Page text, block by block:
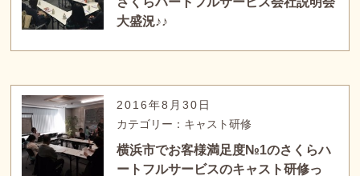
大盛況♪♪
2016年8月30日
カテゴリー：キャスト研修
横浜市でお客様満足度№1のさくらハ
ートフルサービスのキャスト研修っ